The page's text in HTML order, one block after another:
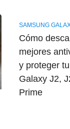
SAMSUNG
Cómo
mejores
y proteger
Galaxy J2,
Prime